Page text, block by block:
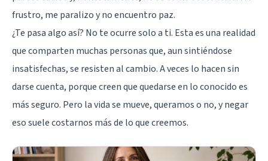
frustro, me paralizo y no encuentro paz.
¿Te pasa algo así? No te ocurre solo a ti. Esta es una realidad
que comparten muchas personas que, aun sintiéndose
insatisfechas, se resisten al cambio. A veces lo hacen sin
darse cuenta, porque creen que quedarse en lo conocido es
más seguro. Pero la vida se mueve, queramos o no, y negar
eso suele costarnos más de lo que creemos.